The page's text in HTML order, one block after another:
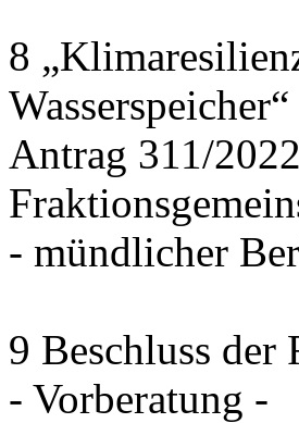
8
Wasserspeicher“
Antrag 311/
- mündlicher
9 Beschluss
- Vorberatung -